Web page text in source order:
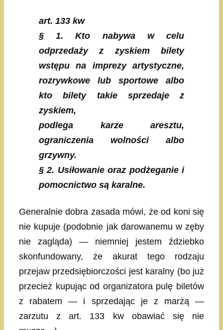
art. 133 kw
§ 1. Kto nabywa w celu
odprzedaży z zyskiem bilety
wstępu na imprezy artystyczne,
rozrywkowe lub sportowe albo
kto bilety takie sprzedaje z
zyskiem,
podlega karze aresztu,
ograniczenia wolności albo
grzywny.
§ 2. Usiłowanie oraz podżeganie i
pomocnictwo są karalne.
Generalnie dobra zasada mówi, że od koni się
nie kupuje (podobnie jak darowanemu w zęby
nie zagląda) — niemniej jestem ździebko
skonfundowany, że akurat tego rodzaju
przejaw przedsiębiorczości jest karalny (bo już
przecież kupując od organizatora pulę biletów
z rabatem — i sprzedając je z marżą —
zarzutu z art. 133 kw obawiać się nie